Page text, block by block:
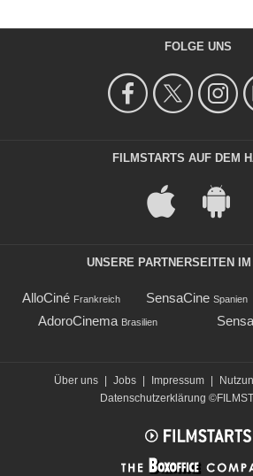
FOLGE UNS
FILMSTARTS AUF DEM
UNSERE PARTNERSEITEN
AlloCiné Frankreich SensaCine Spanien
AdoroCinema Brasilien
Über uns Jobs Impressum
Datenschutzerklärung